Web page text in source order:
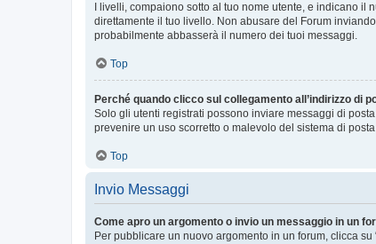
I livelli, compaiono sotto al tuo nome utente, e indicano
direttamente il tuo livello. Non abusare del Forum
probabilmente abbasserà il numero dei tuoi messaggi.
Top
Perché quando clicco sul collegamento all’indirizzo di
Solo gli utenti registrati possono inviare messaggi di
prevenire un uso scorretto o malevolo del sistema di
Top
Invio Messaggi
Come apro un argomento o invio un messaggio in un
Per pubblicare un nuovo argomento in un forum, clicca